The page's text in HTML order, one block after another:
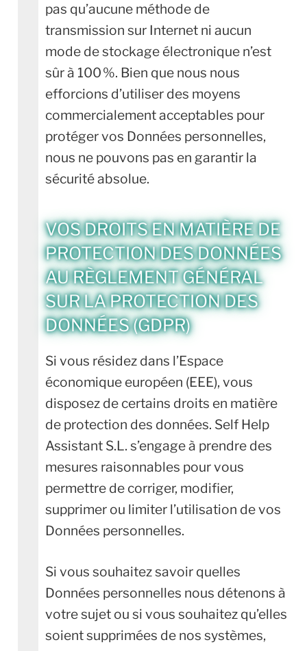
pas qu’aucune méthode de
transmission sur Internet ni aucun
mode de stockage électronique n’est
sûr à 100 %. Bien que nous nous
efforcions d’utiliser des moyens
commercialement acceptables pour
protéger vos Données personnelles,
nous ne pouvons pas en garantir la
sécurité absolue.
VOS DROITS EN MATIÈRE DE
PROTECTION DES DONNÉES
AU RÈGLEMENT GÉNÉRAL
SUR LA PROTECTION DES
DONNÉES (GDPR)
Si vous résidez dans l’Espace
économique européen (EEE), vous
disposez de certains droits en matière
de protection des données. Self Help
Assistant S.L. s’engage à prendre des
mesures raisonnables pour vous
permettre de corriger, modifier,
supprimer ou limiter l’utilisation de vos
Données personnelles.
Si vous souhaitez savoir quelles
Données personnelles nous détenons à
votre sujet ou si vous souhaitez qu’elles
soient supprimées de nos systèmes,